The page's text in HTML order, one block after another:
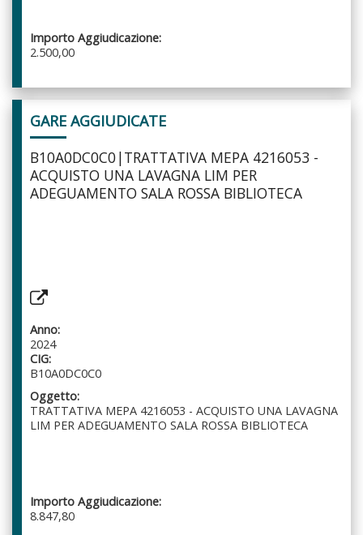
Importo Aggiudicazione:
2.500,00
GARE AGGIUDICATE
B10A0DC0C0|TRATTATIVA MEPA 4216053 -
ACQUISTO UNA LAVAGNA LIM PER
ADEGUAMENTO SALA ROSSA BIBLIOTECA
Anno:
2024
CIG:
B10A0DC0C0
Oggetto:
TRATTATIVA MEPA 4216053 - ACQUISTO UNA LAVAGNA
LIM PER ADEGUAMENTO SALA ROSSA BIBLIOTECA
Importo Aggiudicazione:
8.847,80